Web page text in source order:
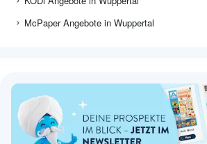
McPaper Angebote in Wuppertal